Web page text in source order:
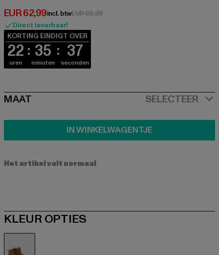
EUR 62,99
Huidige prijs: EUR 62,99
incl. btwEUR 69,99Actieprijs: EUR 69,99
Direct leverbaar!
KORTING EINDIGT OVER
22
uren
35
minuten
36
seconden
SIZE
MAAT SELECTEER
IN WINKELWAGENTJE
Het artikel valt normaal
KLEUR OPTIES